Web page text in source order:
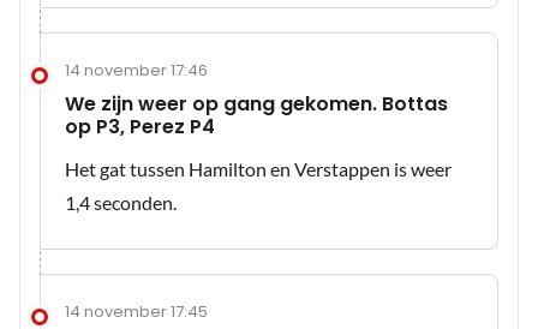
14 november 17:46
We zijn weer op gang gekomen. Bottas
op P3, Perez P4
Het gat tussen Hamilton en Verstappen is weer
1,4 seconden.
14 november 17:45